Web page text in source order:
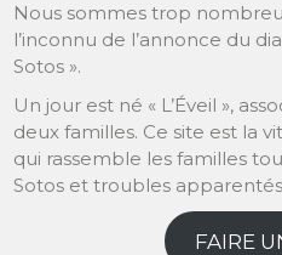
Nous sommes trop
l’inconnu de l’annonce du
Sotos ».
Un jour est né « L’Éveil »,
deux familles. Ce site est la
qui rassemble les familles
Sotos et troubles
FAIRE